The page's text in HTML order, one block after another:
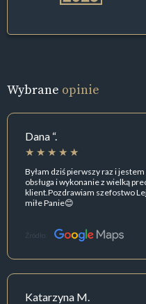
Wybrane opinie
Dana “.
Byłam dziś pierwszy raz i
obsługa i wykonanie z wielką
klient.Pozdrawiam szefostwo
miłe Panie😊
Źródło:
Katarzyna M.